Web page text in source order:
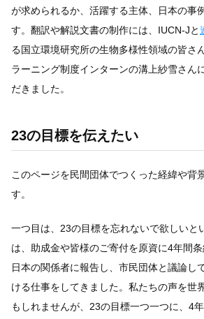
が求められるか、活躍する主体、日本の事
す。翻訳や解説文書の制作には、IUCN-Jと
る国立環境研究所の生物多様性領域の皆さ
ラーニング制度インターンの溝上紗雪さん
だきました。
23の目標を伝えたい
このページを民間団体でつくった経緯や背
す。
一つ目は、23の目標を忘れないで欲しいと
は、助成金や皆様のご寄付を原資に4年間条
日本の関係者に報告し、市民団体と議論し
ける仕事をしてきました。私たちの声を世
もしれませんが、23の目標一つ一つに、4